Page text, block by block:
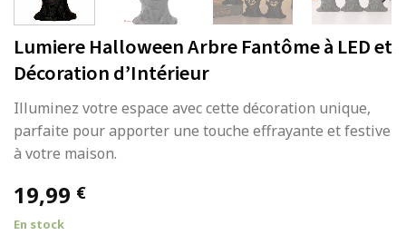
Lumiere Halloween Arbre Fantôme à LED et
Décoration d’Intérieur
Illuminez votre espace avec cette décoration unique,
parfaite pour apporter une touche effrayante et festive
à votre maison.
19,99 €
En stock